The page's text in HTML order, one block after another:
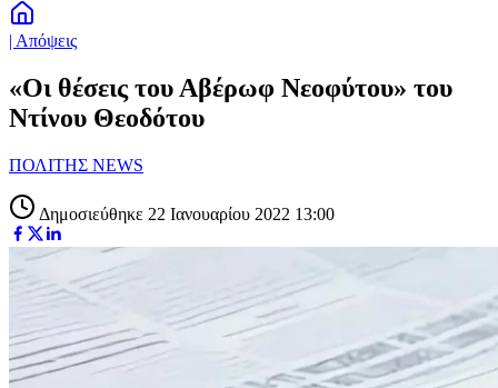
| Απόψεις
«Οι θέσεις του Αβέρωφ Νεοφύτου» του
Ντίνου Θεοδότου
ΠΟΛΙΤΗΣ NEWS
Δημοσιεύθηκε 22 Ιανουαρίου 2022 13:00